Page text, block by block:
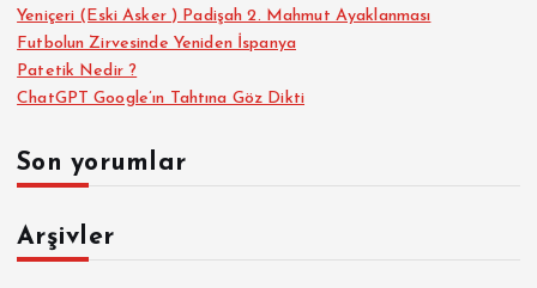
Yeniçeri (Eski Asker ) Padişah 2. Mahmut Ayaklanması
Futbolun Zirvesinde Yeniden İspanya
Patetik Nedir ?
ChatGPT Google’ın Tahtına Göz Dikti
Son yorumlar
Arşivler